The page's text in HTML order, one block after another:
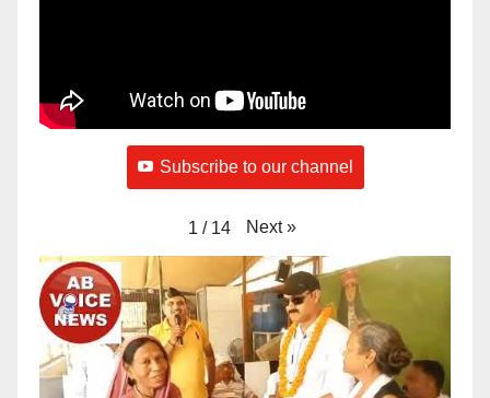
Subscribe to our channel
1 / 14 Next »